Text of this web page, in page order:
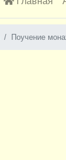
Поучение